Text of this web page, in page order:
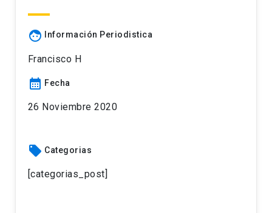
face Información Periodistica
Francisco H
calendar_month Fecha
26 Noviembre 2020
local_offer Categorias
[categorias_post]